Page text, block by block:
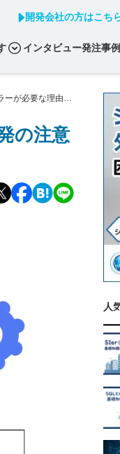
開発会社の方はこち
インタビュー発注事例
ーが必要な理由と
の注意
人